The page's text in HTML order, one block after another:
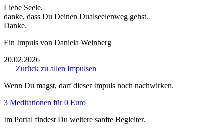
Liebe Seele,
danke, dass Du Deinen Dualseelenweg gehst.
Danke.
Ein Impuls von Daniela Weinberg
20.02.2026
Zurück zu allen Impulsen
Wenn Du magst, darf dieser Impuls noch nachwirken.
3 Meditationen für 0 Euro
Im Portal findest Du weitere sanfte Begleiter.